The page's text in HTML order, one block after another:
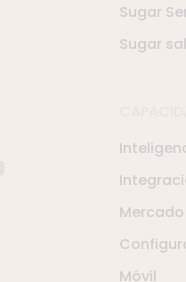
Sugar
Sugar
Mercado
Móvil